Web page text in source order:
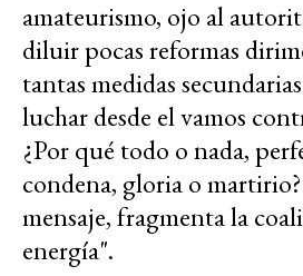
amateurismo, ojo al
diluir pocas reformas
tantas medidas
luchar desde el vamos
¿Por qué todo o nada,
condena, gloria o
mensaje, fragmenta la
energía".